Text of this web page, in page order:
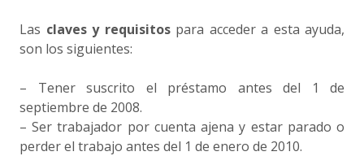
Las claves y requisitospara acceder a esta ayuda,
son los siguientes:
– Tener suscrito el préstamo antes del 1 de
septiembre de 2008.
– Ser trabajador por cuenta ajena y estar parado o
perder el trabajo antes del 1 de enero de 2010.